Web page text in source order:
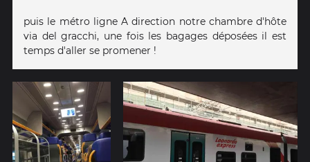
puis le métro ligne A direction notre chambre d'hôte
via del gracchi, une fois les bagages déposées il est
temps d'aller se promener !